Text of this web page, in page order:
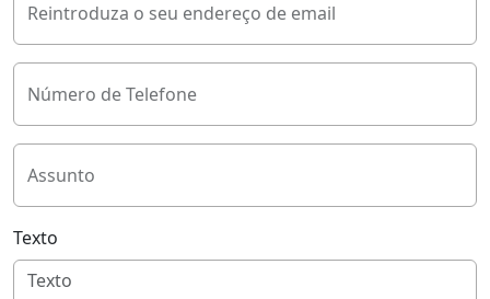
Reintroduza o seu endereço de email
Número de Telefone
Assunto
Texto